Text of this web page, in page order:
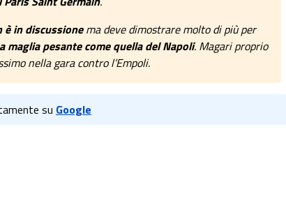
in discussionema deve dimostrare molto di più per
pesante come quella del Napoli. Magari proprio
nella gara contro l’Empoli.
su Google